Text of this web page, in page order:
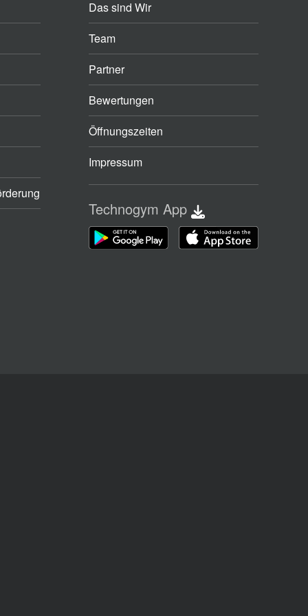
Das sind Wir
Team
Partner
Bewertungen
Öffnungszeiten
Impressum
Technogym App